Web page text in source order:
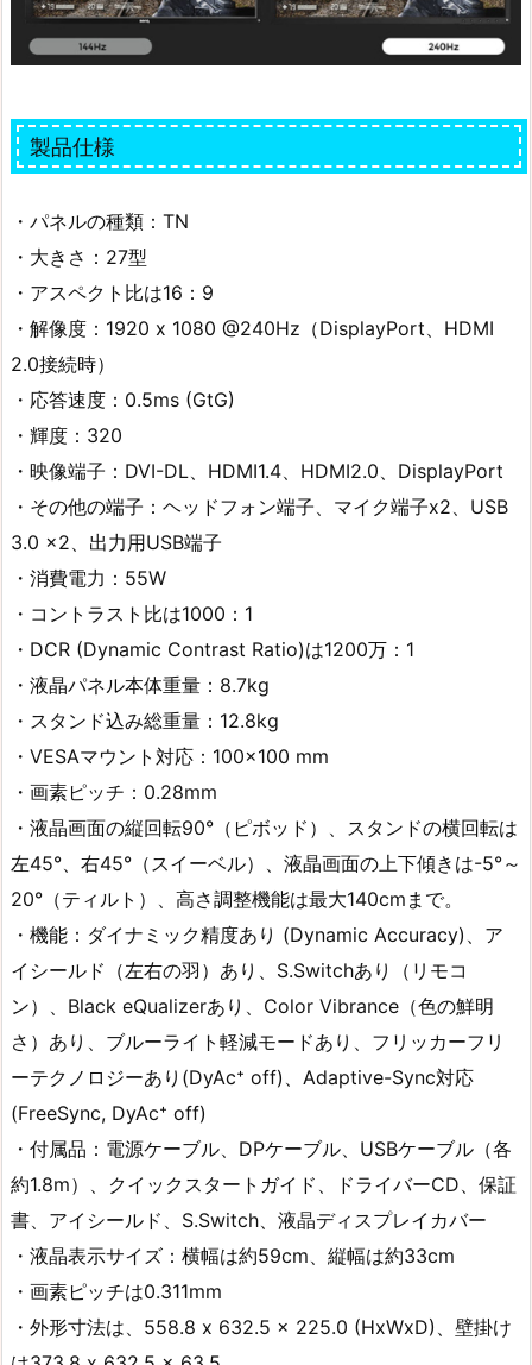
製品仕様
・パネルの種類：TN
・大きさ：27型
・アスペクト比‎は16：9
・解像度‎：1920 x 1080 @240Hz（DisplayPort、HDMI
2.0接続時）
・応答速度‎‎：0.5ms (GtG)
・輝度‎‎：320
・映像端子‎：DVI-DL、HDMI1.4、HDMI2.0、DisplayPort
・その他の端子：ヘッドフォン端子、マイク端子x2、USB
3.0 x2、出力用USB端子
・消費電力：55W
・コントラスト比‎‎は1000：1
・DCR (Dynamic Contrast Ratio)‎‎は1200万：1
・液晶パネル本体重量：8.7kg
・スタンド込み総重量：12.8kg
・VESAマウント対応：100×100 mm‎
・画素ピッチ：0.28mm
・液晶画面の縦回転90°‎（ピボッド）、スタンドの横回転は
左45°、右45°（スイーベル）、液晶画面の上下傾きは-5°～
20°（ティルト）、高さ調整機能は最大140cmまで。
・機能：ダイナミック精度あり (Dynamic Accuracy)、ア
イシールド（左右の羽）あり、S.Switch‎あり（リモコ
ン）、Black eQualizerあり、Color Vibrance（色の鮮明
さ）あり、ブルーライト軽減モード‎あり、フリッカーフリ
ーテクノロジー‎あり(DyAc⁺ off)、Adaptive-Sync対応
(FreeSync, DyAc⁺ off)
・付属品：電源ケーブル、DPケーブル、USBケーブル（各
約1.8m）、クイックスタートガイド、ドライバーCD、保証
書、アイシールド、S.Switch、液晶ディスプレイカバー‎
・液晶表示サイズ：横幅は約59cm、縦幅は約33cm
・画素ピッチは0.311mm
・外形寸法は、558.8 x 632.5 x 225.0 (HxWxD)‎、壁掛け